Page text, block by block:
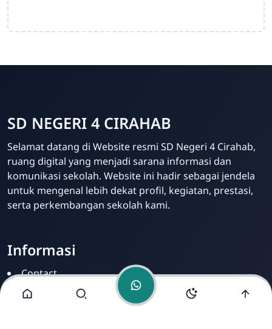
Admin
Online
SD NEGERI 4 CIRAHAB
Selamat datang di Website resmi SD Negeri 4 Cirahab,
ruang digital yang menjadi sarana informasi dan
komunikasi sekolah. Website ini hadir sebagai jendela
untuk mengenal lebih dekat profil, kegiatan, prestasi,
serta perkembangan sekolah kami.
Informasi
Contact
Disclamer